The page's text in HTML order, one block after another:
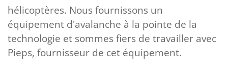
hélicoptères. Nous fournissons un
équipement d'avalanche à la pointe de la
technologie et sommes fiers de travailler avec
Pieps, fournisseur de cet équipement.